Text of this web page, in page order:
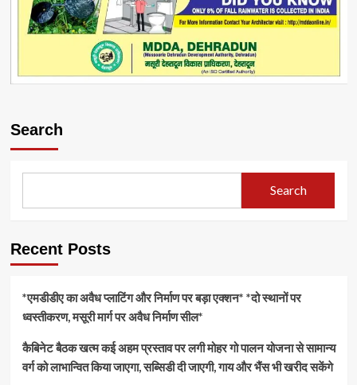
Search
Search
Recent Posts
*एमडीडीए का अवैध प्लाटिंग और निर्माण पर बड़ा एक्शन* *दो स्थानों पर
ध्वस्तीकरण, मसूरी मार्ग पर अवैध निर्माण सील*
कैबिनेट बैठक खत्म कई अहम प्रस्ताव पर लगी मोहर गो पालन योजना से सामान्य
वर्ग को लाभान्वित किया जाएगा, सब्सिडी दी जाएगी, गाय और भैंस भी खरीद सकेंगे